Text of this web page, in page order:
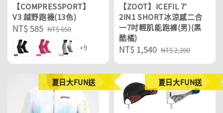
【COMPRESSPORT】
V3 越野跑襪(13色)
Sale
price
NT$ 585 Regular
price
NT$ 650
+9
【ZOOT】ICEFIL 7'
2IN1 SHORT冰涼感二合
一7吋輕肌能跑褲(男)(黑
酷橘)
Sale
price
NT$ 1,540 Regular
price
NT$ 2,200
夏日大FUN送 夏日大FUN送